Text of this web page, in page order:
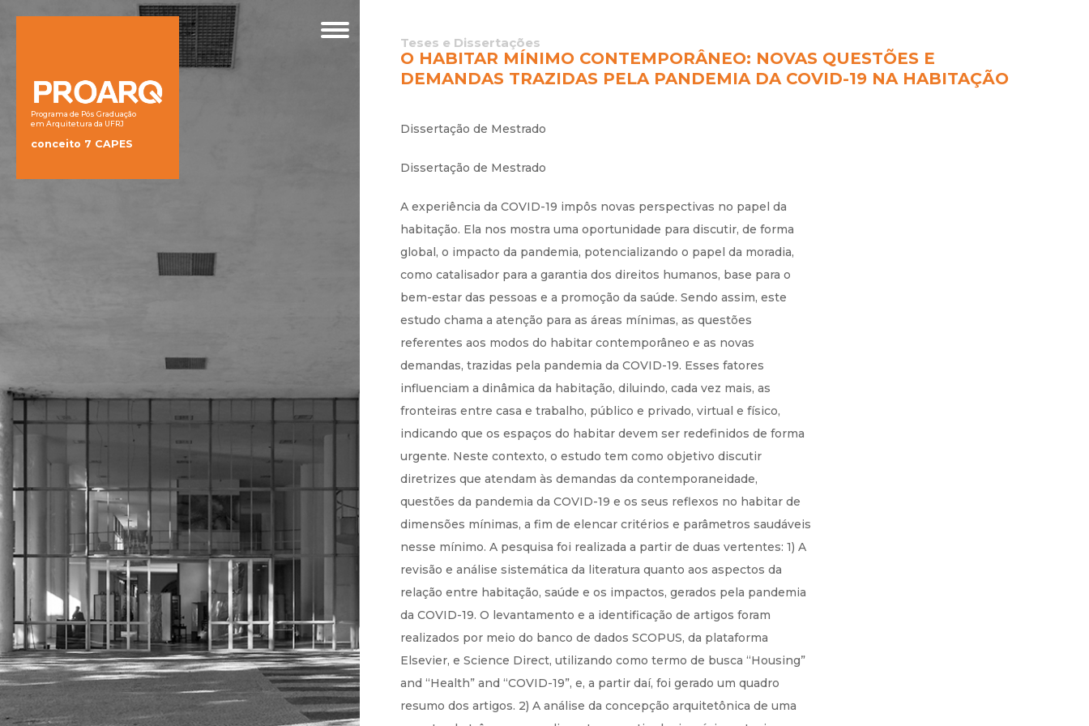
Programa de Pós Graduação
em Arquitetura da UFRJ
conceito 7 CAPES
Teses e Dissertações
O HABITAR MÍNIMO CONTEMPORÂNEO: NOVAS QUESTÕES E
DEMANDAS TRAZIDAS PELA PANDEMIA DA COVID-19 NA HABITAÇÃO
Dissertação de Mestrado
Dissertação de Mestrado
A experiência da COVID-19 impôs novas perspectivas no papel da
habitação. Ela nos mostra uma oportunidade para discutir, de forma
global, o impacto da pandemia, potencializando o papel da moradia,
como catalisador para a garantia dos direitos humanos, base para o
bem-estar das pessoas e a promoção da saúde. Sendo assim, este
estudo chama a atenção para as áreas mínimas, as questões
referentes aos modos do habitar contemporâneo e as novas
demandas, trazidas pela pandemia da COVID-19. Esses fatores
influenciam a dinâmica da habitação, diluindo, cada vez mais, as
fronteiras entre casa e trabalho, público e privado, virtual e físico,
indicando que os espaços do habitar devem ser redefinidos de forma
urgente. Neste contexto, o estudo tem como objetivo discutir
diretrizes que atendam às demandas da contemporaneidade,
questões da pandemia da COVID-19 e os seus reflexos no habitar de
dimensões mínimas, a fim de elencar critérios e parâmetros saudáveis
nesse mínimo. A pesquisa foi realizada a partir de duas vertentes: 1) A
revisão e análise sistemática da literatura quanto aos aspectos da
relação entre habitação, saúde e os impactos, gerados pela pandemia
da COVID-19. O levantamento e a identificação de artigos foram
realizados por meio do banco de dados SCOPUS, da plataforma
Elsevier, e Science Direct, utilizando como termo de busca “Housing”
and “Health” and “COVID-19”, e, a partir daí, foi gerado um quadro
resumo dos artigos. 2) A análise da concepção arquitetônica de uma